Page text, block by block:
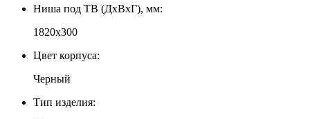
Ниша под ТВ (ДхВхГ), мм:
1820х300
Цвет корпуса:
Черный
Тип изделия: